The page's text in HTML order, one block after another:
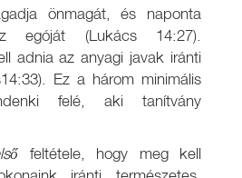
önmagát, és naponta
egóját (Lukács 14:27).
adnia az anyagi javak iránti
Ez a három minimális
felé, aki tanítvány
feltétele, hogy meg kell